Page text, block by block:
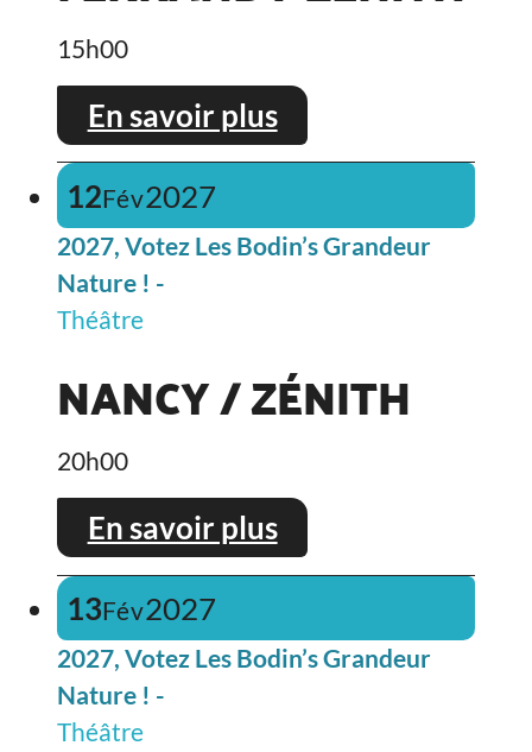
15h00
En savoir plus
12Fév2027
2027, Votez Les Bodin’s Grandeur
Nature ! -
Théâtre
NANCY / ZÉNITH
20h00
En savoir plus
13Fév2027
2027, Votez Les Bodin’s Grandeur
Nature ! -
Théâtre